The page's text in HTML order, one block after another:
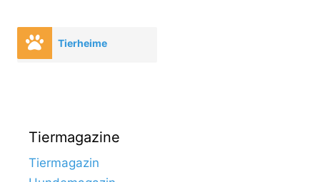
Tierheime
Tiermagazine
Tiermagazin